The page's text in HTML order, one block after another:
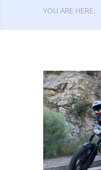
YOU ARE HERE: